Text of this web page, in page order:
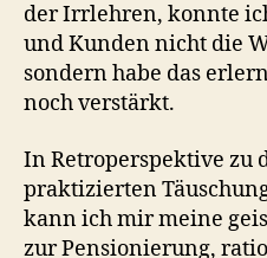
der Irrlehren, konnte
und Kunden nicht die
sondern habe das
noch verstärkt.
In Retroperspektive zu
praktizierten
kann ich mir meine
zur Pensionierung,